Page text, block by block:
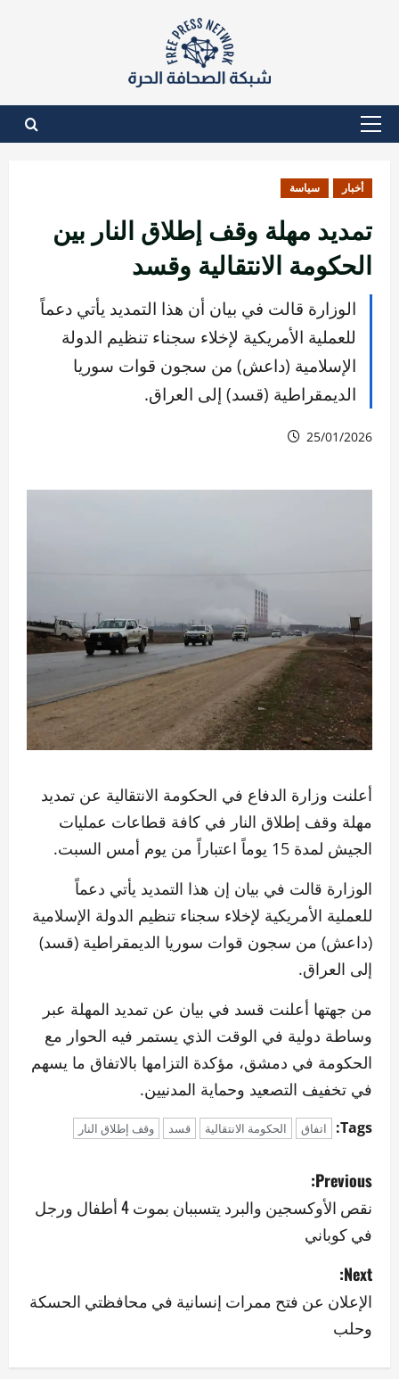
القائمة
أخبار سياسة
تمديد مهلة وقف إطلاق النار بين
الحكومة الانتقالية وقسد
الوزارة قالت في بيان أن هذا التمديد يأتي دعماً
للعملية الأمريكية لإخلاء سجناء تنظيم الدولة
الإسلامية (داعش) من سجون قوات سوريا
الديمقراطية (قسد) إلى العراق.
25/01/2026
أعلنت وزارة الدفاع في الحكومة الانتقالية عن تمديد
مهلة وقف إطلاق النار في كافة قطاعات عمليات
الجيش لمدة 15 يوماً اعتباراً من يوم أمس السبت.
الوزارة قالت في بيان إن هذا التمديد يأتي دعماً
للعملية الأمريكية لإخلاء سجناء تنظيم الدولة الإسلامية
(داعش) من سجون قوات سوريا الديمقراطية (قسد)
إلى العراق.
من جهتها أعلنت قسد في بيان عن تمديد المهلة عبر
وساطة دولية في الوقت الذي يستمر فيه الحوار مع
الحكومة في دمشق، مؤكدة التزامها بالاتفاق ما يسهم
في تخفيف التصعيد وحماية المدنيين.
Tags: اتفاق الحكومة الانتقالية قسد وقف إطلاق النار
P
o
s
t
n
a
Previous:
نقص الأوكسجين والبرد يتسببان بموت 4 أطفال ورجل
في كوباني
Next:
الإعلان عن فتح ممرات إنسانية في محافظتي الحسكة
وحلب